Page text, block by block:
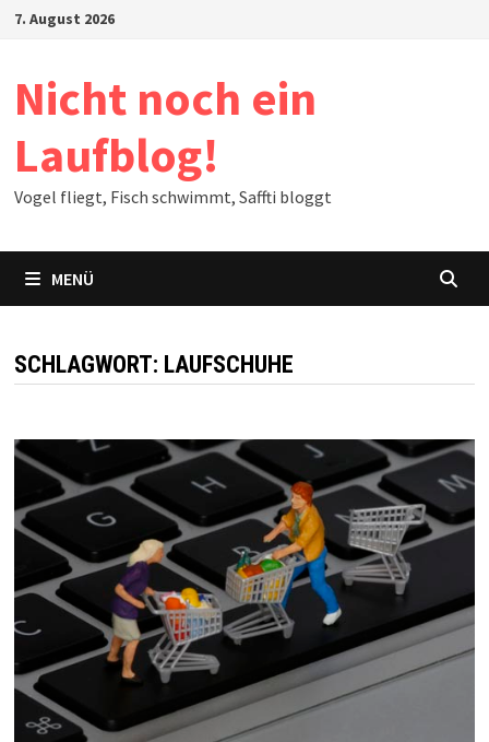
Zum7. August 2026
Nicht noch ein
Laufblog!
Vogel fliegt, Fisch schwimmt, Saffti bloggt
MENÜ
SCHLAGWORT: LAUFSCHUHE